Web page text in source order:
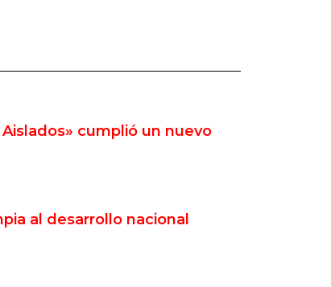
cumplió un nuevo
al desarrollo nacional